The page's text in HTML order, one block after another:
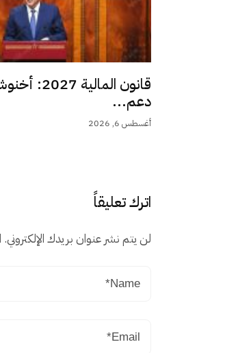
قانون
دعم...
أغسطس 6, 2026
اترك تعليقاً
لن يتم نشر عنوان بريدك الإلكتروني.